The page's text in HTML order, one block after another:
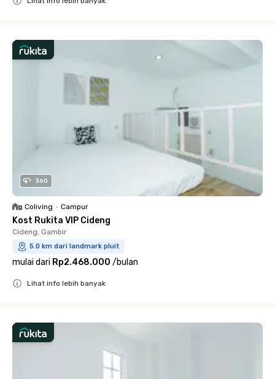
360
Coliving • Campur
Kost Rukita VIP Cideng
Cideng, Gambir
5.0 km dari landmark pluit
mulai dari Rp2.468.000 /bulan
Lihat info lebih banyak